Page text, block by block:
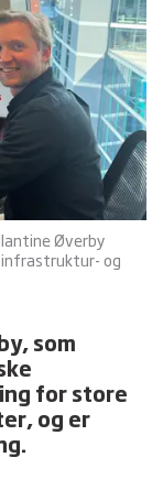
Øverby
infrastruktur- og
som
for store
og er